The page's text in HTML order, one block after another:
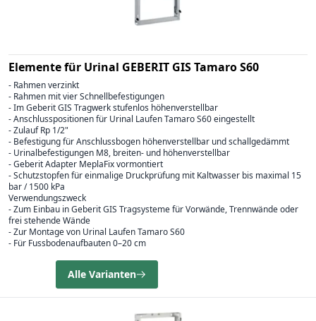
Elemente für Urinal GEBERIT GIS Tamaro S60
- Rahmen verzinkt
- Rahmen mit vier Schnellbefestigungen
- Im Geberit GIS Tragwerk stufenlos höhenverstellbar
- Anschlusspositionen für Urinal Laufen Tamaro S60 eingestellt
- Zulauf Rp 1/2"
- Befestigung für Anschlussbogen höhenverstellbar und schallgedämmt
- Urinalbefestigungen M8, breiten- und höhenverstellbar
- Geberit Adapter MeplaFix vormontiert
- Schutzstopfen für einmalige Druckprüfung mit Kaltwasser bis maximal 15
bar / 1500 kPa
Verwendungszweck
- Zum Einbau in Geberit GIS Tragsysteme für Vorwände, Trennwände oder
frei stehende Wände
- Zur Montage von Urinal Laufen Tamaro S60
- Für Fussbodenaufbauten 0–20 cm
Alle Varianten